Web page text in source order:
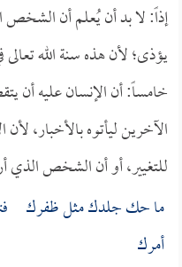
إذاً: لا بد أن يُعلم أن
يؤذى؛ لأن هذه سنة الله تعالى
خامساً: أن الإنسان عليه أن
الآخرين ليأتوه بالأخبار،
للتغيير، أو أن الشخص الذي
ما حك جلدك مثل ظفرك
أمرك